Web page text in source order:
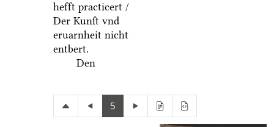
hefft practicert /
Der Kunſt vnd
eruarnheit nicht
entbert.
Den
5